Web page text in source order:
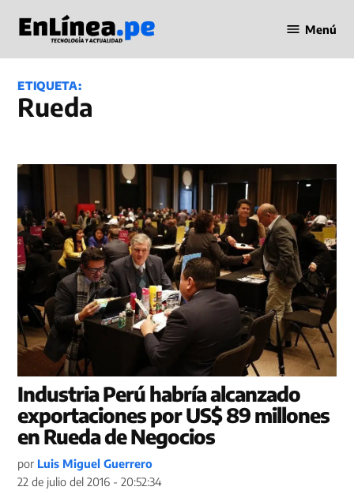
contenido
en Línea
Menú
ETIQUETA:
Rueda
Industria Perú habría alcanzado
exportaciones por US$ 89 millones
en Rueda de Negocios
por Luis Miguel Guerrero
22 de julio del 2016 - 20:52:34